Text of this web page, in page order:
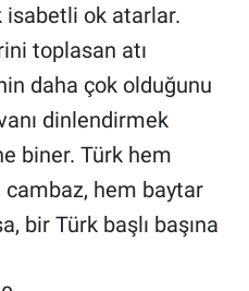
isabetli ok atarlar.
toplasan atı
daha çok olduğunu
dinlendirmek
biner. Türk hem
hem baytar
bir Türk başlı başına